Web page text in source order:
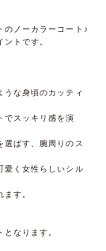
のノーカラーコート♪
トです。
うな身頃のカッティ
でスッキリ感を演
選ばす、腕周りのス
愛く女性らしいシル
す。
なります。